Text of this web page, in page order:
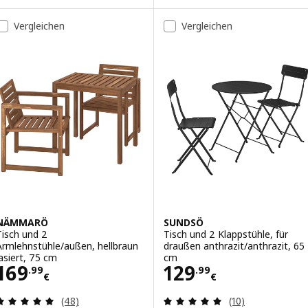
Vergleichen
und 2
außen, hellbraun
75 cm
.99
€
169.99€
Bewertungen: 4.9 von 5 Sternen. Bewertungen
(48)
Vergleichen
SUNDSÖ
Tisch und 2 Klappstühle, für
draußen anthrazit/anthrazit, 65
cm
129.99
€
Preis 129.99€
Bewertungen:
(10)